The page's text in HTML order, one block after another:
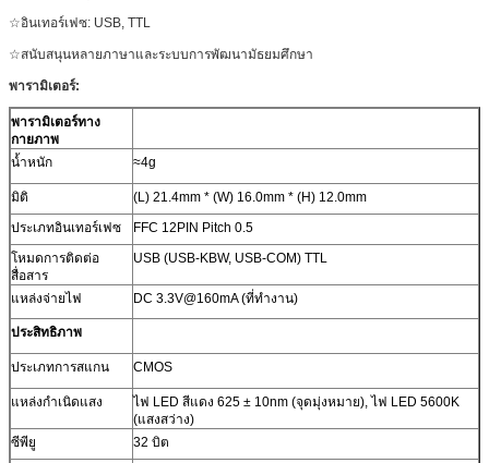
☆อินเทอร์เฟซ: USB, TTL
☆สนับสนุนหลายภาษาและระบบการพัฒนามัธยมศึกษา
พารามิเตอร์:
พารามิเตอร์ทาง
กายภาพ
น้ำหนัก
≈4g
มิติ
(L) 21.4mm * (W) 16.0mm * (H) 12.0mm
ประเภทอินเทอร์เฟซ
FFC 12PIN Pitch 0.5
โหมดการติดต่อ
สื่อสาร
USB (USB-KBW, USB-COM) TTL
แหล่งจ่ายไฟ DC 3.3V@160mA (ที่ทำงาน)
ประสิทธิภาพ
ประเภทการสแกน CMOS
แหล่งกำเนิดแสง
ไฟ LED สีแดง 625 ± 10nm (จุดมุ่งหมาย), ไฟ LED 5600K
(แสงสว่าง)
ซีพียู
32 บิต